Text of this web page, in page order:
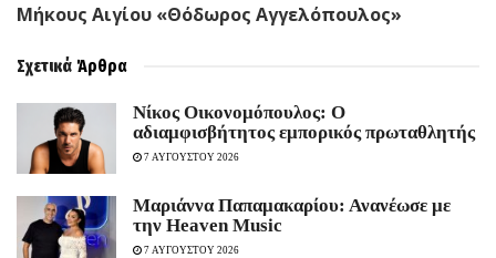
Μήκους Αιγίου «Θόδωρος Αγγελόπουλος»
Σχετικά Άρθρα
Νίκος Οικονομόπουλος: Ο
αδιαμφισβήτητος εμπορικός πρωταθλητής
7 ΑΥΓΟΥΣΤΟΥ 2026
Μαριάννα Παπαμακαρίου: Ανανέωσε με
την Heaven Music
7 ΑΥΓΟΥΣΤΟΥ 2026